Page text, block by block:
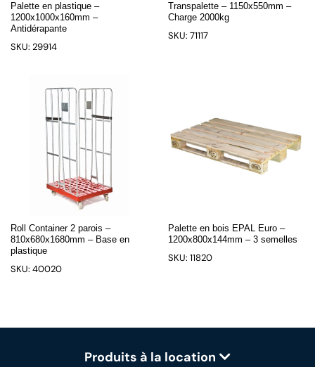
Palette en plastique –
1200x1000x160mm –
Antidérapante
SKU: 29914
Transpalette – 1150x550mm –
Charge 2000kg
SKU: 71117
Roll Container 2 parois –
810x680x1680mm – Base en
plastique
SKU: 40020
Palette en bois EPAL Euro –
1200x800x144mm – 3 semelles
SKU: 11820
Produits à la location